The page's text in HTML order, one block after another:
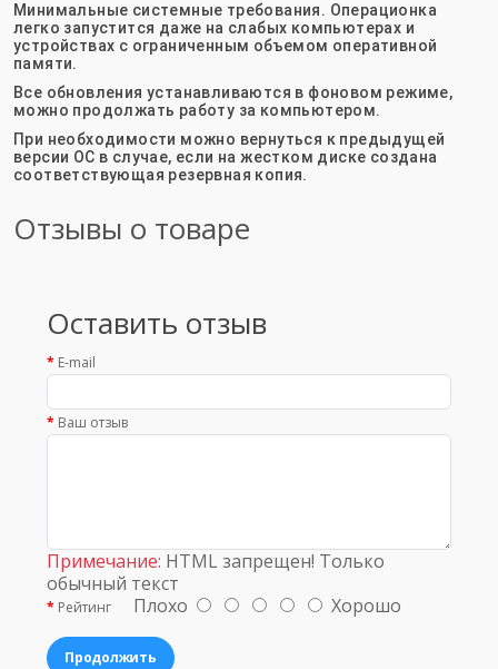
Минимальные системные требования. Операционка
легко запустится даже на слабых компьютерах и
устройствах с ограниченным объемом оперативной
памяти.
Все обновления устанавливаются в фоновом режиме,
можно продолжать работу за компьютером.
При необходимости можно вернуться к предыдущей
версии ОС в случае, если на жестком диске создана
соответствующая резервная копия.
Отзывы о товаре
Оставить отзыв
E-mail
Ваш отзыв
Примечание: HTML запрещен! Только
обычный текст
Рейтинг Плохо Хорошо
Продолжить